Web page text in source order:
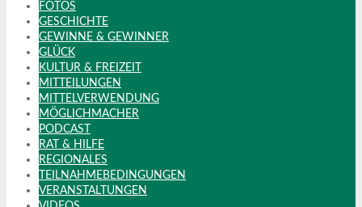
FOTOS
GESCHICHTE
GEWINNE & GEWINNER
GLÜCK
KULTUR & FREIZEIT
MITTEILUNGEN
MITTELVERWENDUNG
MÖGLICHMACHER
PODCAST
RAT & HILFE
REGIONALES
TEILNAHMEBEDINGUNGEN
VERANSTALTUNGEN